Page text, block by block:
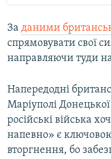
За даними
спрямовувати свої
направляючи туди
Напередодні
Маріуполі
російські війська
напевно» є
вторгнення, бо